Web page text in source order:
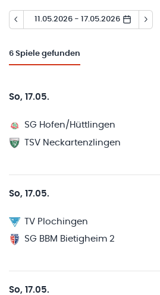
11.05.2026 - 17.05.2026
6 Spiele gefunden
So, 17.05.
SG Hofen/Hüttlingen
TSV Neckartenzlingen
So, 17.05.
TV Plochingen
SG BBM Bietigheim 2
So, 17.05.